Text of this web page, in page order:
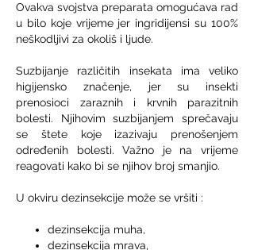
Ovakva svojstva preparata omogućava rad
u bilo koje vrijeme jer ingridijensi su 100%
neškodljivi za okoliš i ljude.
Suzbijanje različitih insekata ima veliko
higijensko značenje, jer su insekti
prenosioci zaraznih i krvnih parazitnih
bolesti. Njihovim suzbijanjem sprečavaju
se štete koje izazivaju prenošenjem
određenih bolesti. Važno je na vrijeme
reagovati kako bi se njihov broj smanjio.
U okviru dezinsekcije može se vršiti :
dezinsekcija muha,
dezinsekcija mrava,